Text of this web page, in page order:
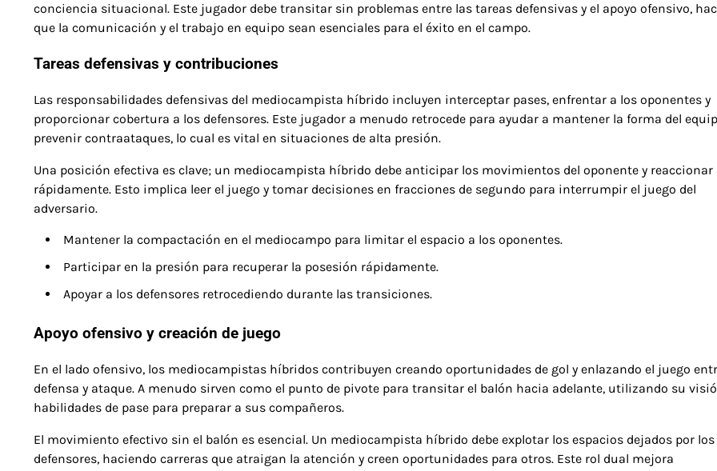
conciencia situacional. Este jugador debe transitar sin problemas entre las tareas defensivas y el apoyo ofensivo,
que la comunicación y el trabajo en equipo sean esenciales para el éxito en el campo.
Tareas defensivas y contribuciones
Las responsabilidades defensivas del mediocampista híbrido incluyen interceptar pases, enfrentar a los oponentes y
proporcionar cobertura a los defensores. Este jugador a menudo retrocede para ayudar a mantener la forma del
prevenir contraataques, lo cual es vital en situaciones de alta presión.
Una posición efectiva es clave; un mediocampista híbrido debe anticipar los movimientos del oponente y reaccionar
rápidamente. Esto implica leer el juego y tomar decisiones en fracciones de segundo para interrumpir el juego del
adversario.
Mantener la compactación en el mediocampo para limitar el espacio a los oponentes.
Participar en la presión para recuperar la posesión rápidamente.
Apoyar a los defensores retrocediendo durante las transiciones.
Apoyo ofensivo y creación de juego
En el lado ofensivo, los mediocampistas híbridos contribuyen creando oportunidades de gol y enlazando el juego
defensa y ataque. A menudo sirven como el punto de pivote para transitar el balón hacia adelante, utilizando su
habilidades de pase para preparar a sus compañeros.
El movimiento efectivo sin el balón es esencial. Un mediocampista híbrido debe explotar los espacios dejados por los
defensores, haciendo carreras que atraigan la atención y creen oportunidades para otros. Este rol dual mejora